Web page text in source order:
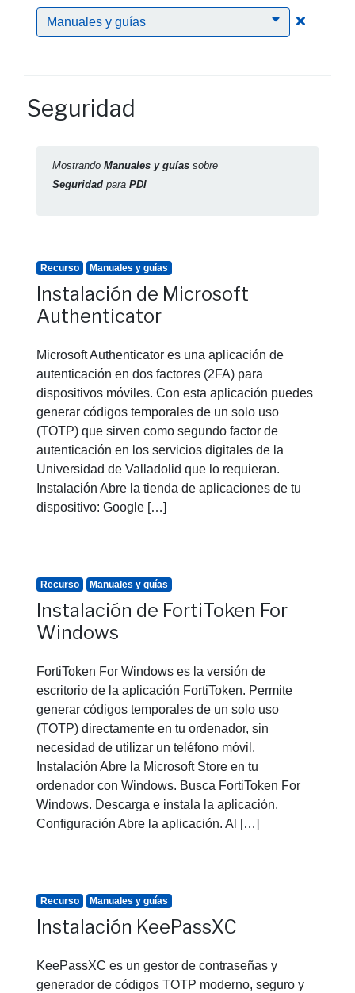
Manuales y guías Clic
Seguridad
Mostrando Manuales y guías sobre
Seguridad para PDI
Recurso Manuales y guías
Instalación de Microsoft
Authenticator
Microsoft Authenticator es una aplicación de
autenticación en dos factores (2FA) para
dispositivos móviles. Con esta aplicación puedes
generar códigos temporales de un solo uso
(TOTP) que sirven como segundo factor de
autenticación en los servicios digitales de la
Universidad de Valladolid que lo requieran.
Instalación Abre la tienda de aplicaciones de tu
dispositivo: Google […]
Recurso Manuales y guías
Instalación de FortiToken For
Windows
FortiToken For Windows es la versión de
escritorio de la aplicación FortiToken. Permite
generar códigos temporales de un solo uso
(TOTP) directamente en tu ordenador, sin
necesidad de utilizar un teléfono móvil.
Instalación Abre la Microsoft Store en tu
ordenador con Windows. Busca FortiToken For
Windows. Descarga e instala la aplicación.
Configuración Abre la aplicación. Al […]
Recurso Manuales y guías
Instalación KeePassXC
KeePassXC es un gestor de contraseñas y
generador de códigos TOTP moderno, seguro y